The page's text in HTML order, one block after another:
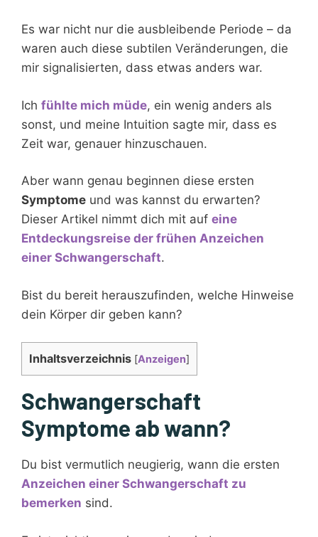
Es war nicht nur die ausbleibende Periode – da
waren auch diese subtilen Veränderungen, die
mir signalisierten, dass etwas anders war.
Ich fühlte mich müde, ein wenig anders als
sonst, und meine Intuition sagte mir, dass es
Zeit war, genauer hinzuschauen.
Aber wann genau beginnen diese ersten
Symptome und was kannst du erwarten?
Dieser Artikel nimmt dich mit auf eine
Entdeckungsreise der frühen Anzeichen
einer Schwangerschaft.
Bist du bereit herauszufinden, welche Hinweise
dein Körper dir geben kann?
Inhaltsverzeichnis [Anzeigen]
Schwangerschaft
Symptome ab wann?
Du bist vermutlich neugierig, wann die ersten
Anzeichen einer Schwangerschaft zu
bemerken sind.